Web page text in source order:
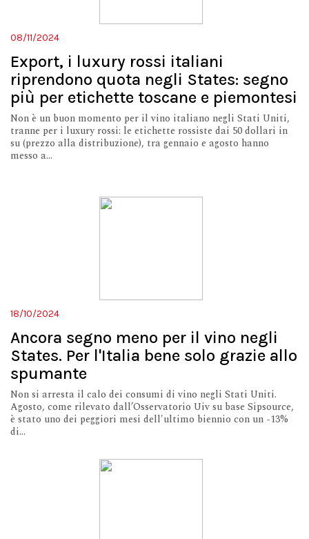
08/11/2024
Export, i luxury rossi italiani
riprendono quota negli States: segno
più per etichette toscane e piemontesi
Non è un buon momento per il vino italiano negli Stati Uniti,
tranne per i luxury rossi: le etichette rossiste dai 50 dollari in
su (prezzo alla distribuzione), tra gennaio e agosto hanno
messo a...
18/10/2024
Ancora segno meno per il vino negli
States. Per l'Italia bene solo grazie allo
spumante
Non si arresta il calo dei consumi di vino negli Stati Uniti.
Agosto, come rilevato dall’Osservatorio Uiv su base Sipsource,
è stato uno dei peggiori mesi dell'ultimo biennio con un -13%
di...